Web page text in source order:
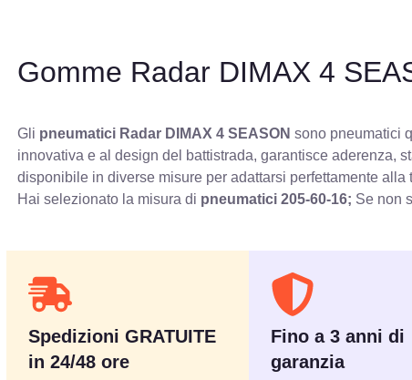
Gomme Radar DIMAX 4
Gli pneumatici Radar DIMAX 4 SEASON sono pneumatici
innovativa e al design del battistrada, garantisce aderenza,
disponibile in diverse misure per adattarsi perfettamente alla
Hai selezionato la misura di pneumatici205-60-16; Se non
Spedizioni GRATUITE
in 24/48 ore
Fino a 3 anni di
garanzia